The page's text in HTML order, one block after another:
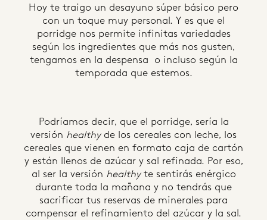
Hoy te traigo un desayuno súper básico pero
con un toque muy personal. Y es que el
porridge nos permite infinitas variedades
según los ingredientes que más nos gusten,
tengamos en la despensa o incluso según la
temporada que estemos.
Podríamos decir, que el porridge, sería la
versión healthy de los cereales con leche, los
cereales que vienen en formato caja de cartón
y están llenos de azúcar y sal refinada. Por eso,
al ser la versión healthy te sentirás enérgico
durante toda la mañana y no tendrás que
sacrificar tus reservas de minerales para
compensar el refinamiento del azúcar y la sal.